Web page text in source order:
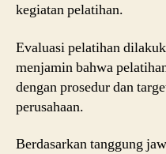
kegiatan pelatihan.
Evaluasi pelatihan
menjamin bahwa
dengan prosedur dan
perusahaan.
Berdasarkan tanggung